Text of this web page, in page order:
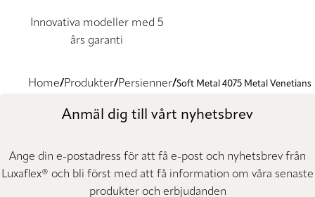
Innovativa modeller med 5
års garanti
Home Produkter Persienner Soft Metal 4075 Metal Venetians
Anmäl dig till vårt nyhetsbrev
Ange din e-postadress för att få e-post och nyhetsbrev från
Luxaflex® och bli först med att få information om våra senaste
produkter och erbjudanden